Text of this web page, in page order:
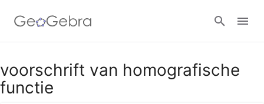
Google Classroom
voorschrift van homografische
functie